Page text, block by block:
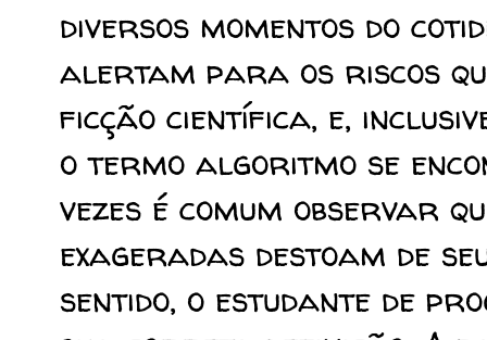
diversos momentos do
alertam para os riscos
ficção científica, e,
o termo algoritmo se
vezes é comum observar
exageradas destoam de
sentido, o estudante de